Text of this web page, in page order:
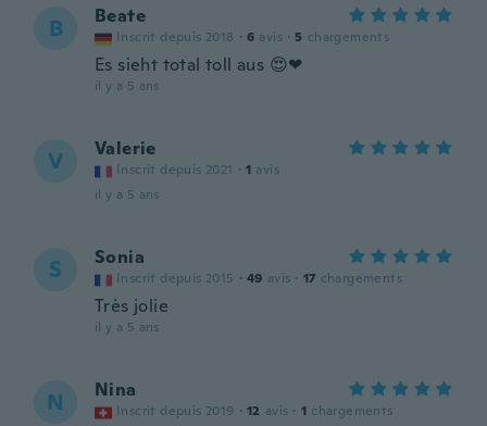
B Beate
Inscrit depuis 2018 · 6 avis · 5 chargements
Es sieht total toll aus 😍❤
il y a 5 ans
V Valerie
Inscrit depuis 2021 · 1 avis
il y a 5 ans
S Sonia
Inscrit depuis 2015 · 49 avis · 17 chargements
Très jolie
il y a 5 ans
N Nina
Inscrit depuis 2019 · 12 avis · 1 chargements